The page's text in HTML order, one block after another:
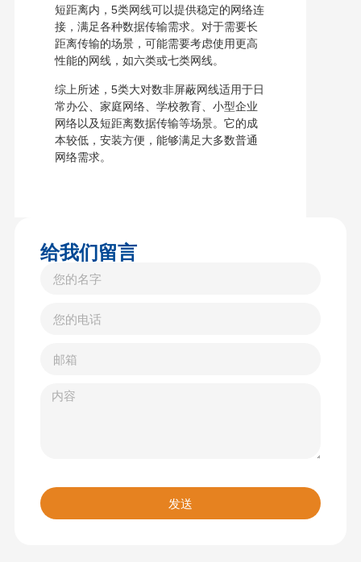
短距离内，5类网线可以提供稳定的网络连
接，满足各种数据传输需求。对于需要长
距离传输的场景，可能需要考虑使用更高
性能的网线，如六类或七类网线。
综上所述，5类大对数非屏蔽网线适用于日
常办公、家庭网络、学校教育、小型企业
网络以及短距离数据传输等场景。它的成
本较低，安装方便，能够满足大多数普通
网络需求。
给我们留言
发送